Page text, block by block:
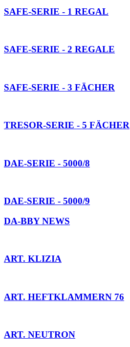
SAFE-SERIE - 1 REGAL
SAFE-SERIE - 2 REGALE
SAFE-SERIE - 3 FÄCHER
TRESOR-SERIE - 5 FÄCHER
DAE-SERIE - 5000/8
DAE-SERIE - 5000/9
DA-BBY NEWS
ART. KLIZIA
ART. HEFTKLAMMERN 76
ART. NEUTRON